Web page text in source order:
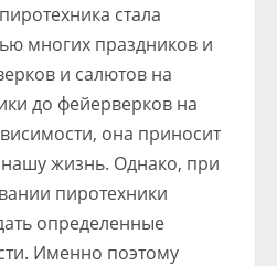
стала
многих праздников и
и салютов на
до фейерверков на
она приносит
нашу жизнь. Однако, при
пиротехники
определенные
Именно поэтому